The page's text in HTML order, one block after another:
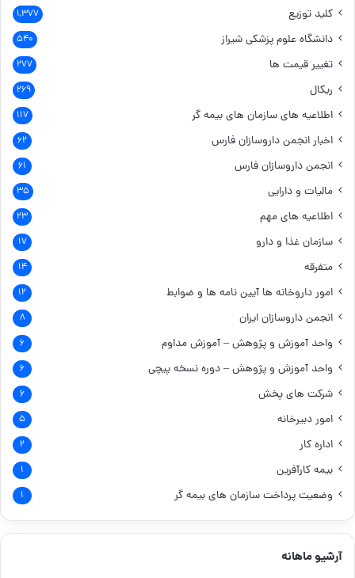
کلید توزیع ۱,۳۷۷
دانشگاه علوم پزشکی شیراز ۵۴۰
تغییر قیمت ها ۲۷۷
ریکال ۲۶۹
اطلاعیه های سازمان های بیمه گر ۱۱۷
اخبار انجمن داروسازان فارس ۶۲
انجمن داروسازان فارس ۶۱
مالیات و دارایی ۳۵
اطلاعیه های مهم ۲۳
سازمان غذا و دارو ۱۷
متفرقه ۱۴
امور داروخانه ها آیین نامه ها و ضوابط ۱۲
انجمن داروسازان ایران ۸
واحد آموزش و پژوهش – آموزش مداوم ۶
واحد آموزش و پژوهش – دوره نسخه پیچی ۶
شرکت های پخش ۶
امور دبیرخانه ۵
اداره کار ۲
بیمه کارآفرین ۱
وضعیت پرداخت سازمان های بیمه گر ۱
آرشیو ماهانه